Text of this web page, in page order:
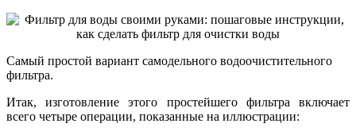
Самый простой вариант самодельного водоочистительного
фильтра.
Итак, изготовление этого простейшего фильтра включает
всего четыре операции, показанные на иллюстрации: